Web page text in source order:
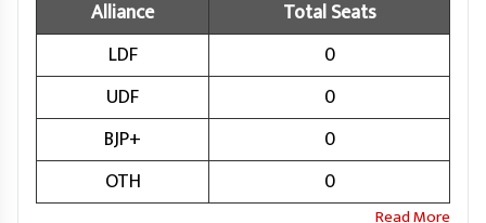
Alliance
Total Seats
LDF
0
UDF
0
BJP+
0
OTH
0